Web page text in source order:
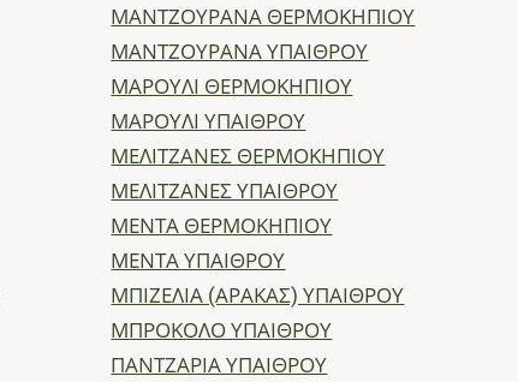
ΜΑΝΤΖΟΥΡΑΝΑ ΘΕΡΜΟΚΗΠΙΟΥ
ΜΑΝΤΖΟΥΡΑΝΑ ΥΠΑΙΘΡΟΥ
ΜΑΡΟΥΛΙ ΘΕΡΜΟΚΗΠΙΟΥ
ΜΑΡΟΥΛΙ ΥΠΑΙΘΡΟΥ
ΜΕΛΙΤΖΑΝΕΣ ΘΕΡΜΟΚΗΠΙΟΥ
ΜΕΛΙΤΖΑΝΕΣ ΥΠΑΙΘΡΟΥ
ΜΕΝΤΑ ΘΕΡΜΟΚΗΠΙΟΥ
ΜΕΝΤΑ ΥΠΑΙΘΡΟΥ
ΜΠΙΖΕΛΙΑ (ΑΡΑΚΑΣ) ΥΠΑΙΘΡΟΥ
ΜΠΡΟΚΟΛΟ ΥΠΑΙΘΡΟΥ
ΠΑΝΤΖΑΡΙΑ ΥΠΑΙΘΡΟΥ